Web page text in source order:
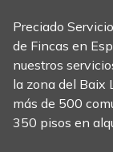
Preciado
de Fincas en
nuestros
la zona del Baix
más de 500
350 pisos en